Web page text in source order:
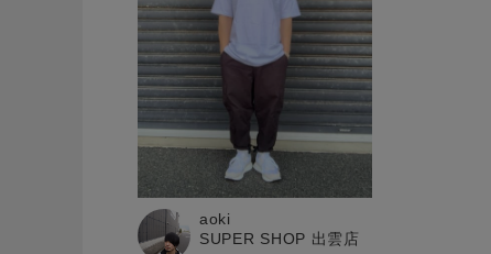
この条件で
aoki
SUPER SHOP 出雲店